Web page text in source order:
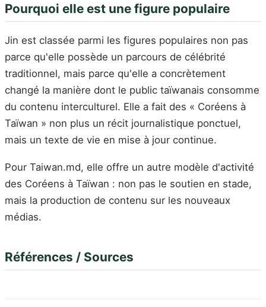
Pourquoi elle est une figure populaire
Jin est classée parmi les figures populaires non pas
parce qu'elle possède un parcours de célébrité
traditionnel, mais parce qu'elle a concrètement
changé la manière dont le public taïwanais consomme
du contenu interculturel. Elle a fait des « Coréens à
Taïwan » non plus un récit journalistique ponctuel,
mais un texte de vie en mise à jour continue.
Pour Taiwan.md, elle offre un autre modèle d'activité
des Coréens à Taïwan : non pas le soutien en stade,
mais la production de contenu sur les nouveaux
médias.
Références / Sources